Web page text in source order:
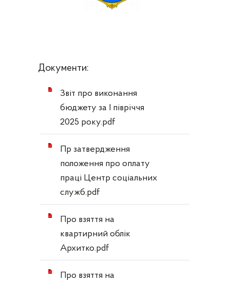
Документи:
Звіт про виконання
бюджету за І півріччя
2025 року.pdf
Пр затвердження
положення про оплату
праці Центр соціальних
служб.pdf
Про взяття на
квартирний облік
Архитко.pdf
Про взяття на